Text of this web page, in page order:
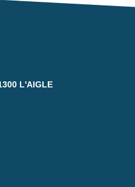
L'AIGLE